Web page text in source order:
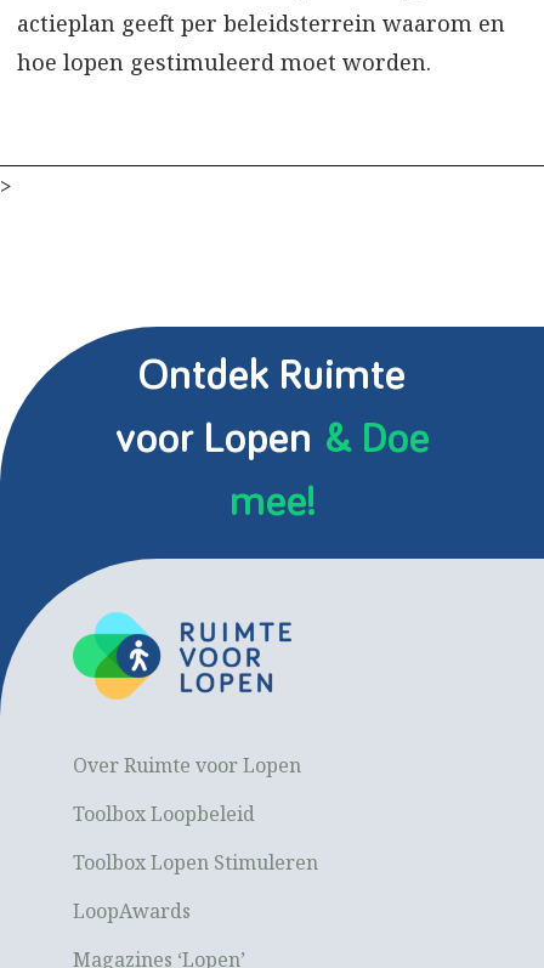
actieplan geeft per beleidsterrein waarom en
hoe lopen gestimuleerd moet worden.
>
Ontdek Ruimte
voor Lopen & Doe
mee!
Over Ruimte voor Lopen
Toolbox Loopbeleid
Toolbox Lopen Stimuleren
LoopAwards
Magazines ‘Lopen’